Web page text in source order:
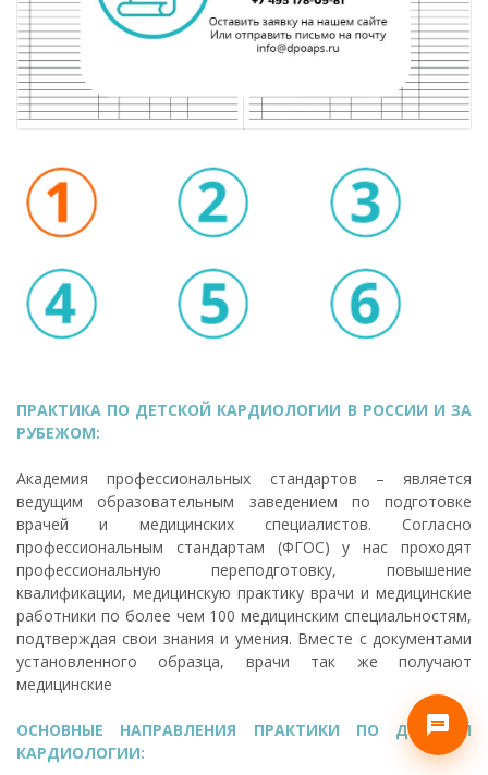
ПРАКТИКА ПО ДЕТСКОЙ КАРДИОЛОГИИ В РОССИИ И ЗА
РУБЕЖОМ:
Академия профессиональных стандартов – является
ведущим образовательным заведением по подготовке
врачей и медицинских специалистов. Согласно
профессиональным стандартам (ФГОС) у нас проходят
профессиональную переподготовку, повышение
квалификации, медицинскую практику врачи и медицинские
работники по более чем 100 медицинским специальностям,
подтверждая свои знания и умения. Вместе с документами
установленного образца, врачи так же получают
медицинские
ОСНОВНЫЕ НАПРАВЛЕНИЯ ПРАКТИКИ ПО ДЕТСКОЙ
КАРДИОЛОГИИ: